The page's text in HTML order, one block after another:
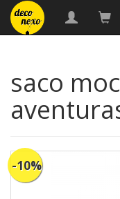
saco
-10%